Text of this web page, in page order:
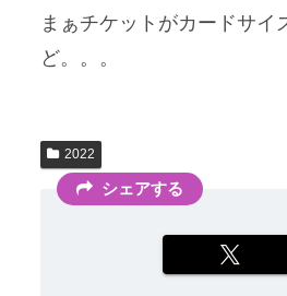
まぁチケットがカードサ
ど。。。
2022
シェアする